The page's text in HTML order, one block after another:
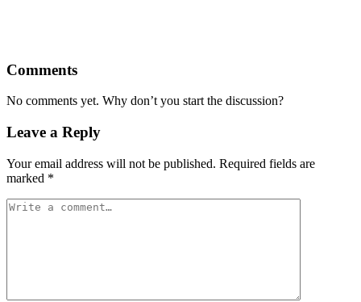
Comments
No comments yet. Why don’t you start the discussion?
Leave a Reply
Your email address will not be published. Required fields are
marked *